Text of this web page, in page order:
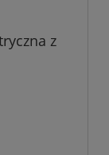
z